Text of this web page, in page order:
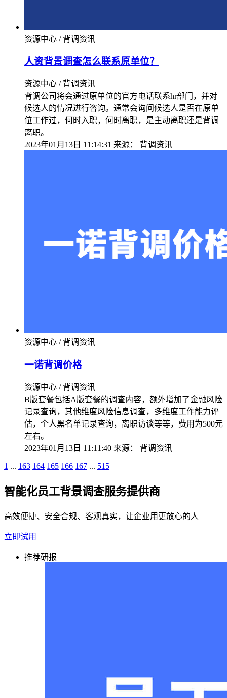
资源中心 / 背调资讯
人资背景调查怎么联系原单位？
资源中心 / 背调资讯
背调公司将会通过原单位的官方电话联系hr部门，并对
候选人的情况进行咨询。通常会询问候选人是否在原单
位工作过，何时入职，何时离职，是主动离职还是背调
离职。
2023年01月13日 11:14:31 来源： 背调资讯
资源中心 / 背调资讯
一诺背调价格
资源中心 / 背调资讯
B版套餐包括A版套餐的调查内容，额外增加了金融风险
记录查询，其他维度风险信息调查，多维度工作能力评
估，个人黑名单记录查询，离职访谈等等，费用为500元
左右。
2023年01月13日 11:11:40 来源： 背调资讯
1 ... 163 164 165 166 167 ... 515
智能化员工背景调查服务提供商
高效便捷、安全合规、客观真实，让企业用更放心的人
立即试用
推荐研报